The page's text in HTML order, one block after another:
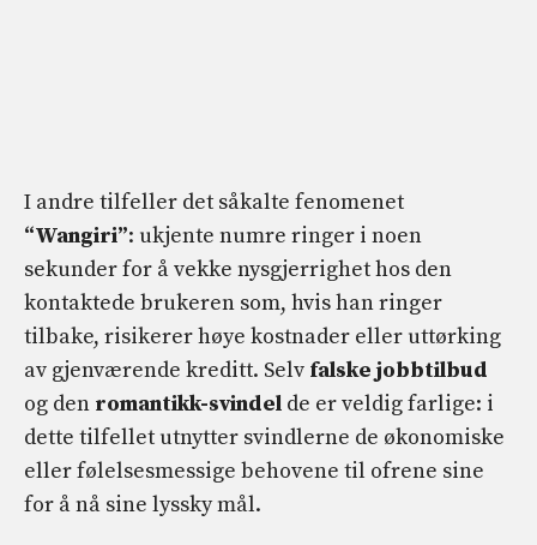
I andre tilfeller det såkalte fenomenet
“Wangiri”: ukjente numre ringer i noen
sekunder for å vekke nysgjerrighet hos den
kontaktede brukeren som, hvis han ringer
tilbake, risikerer høye kostnader eller uttørking
av gjenværende kreditt. Selv falske jobbtilbud
og den romantikk-svindel de er veldig farlige: i
dette tilfellet utnytter svindlerne de økonomiske
eller følelsesmessige behovene til ofrene sine
for å nå sine lyssky mål.